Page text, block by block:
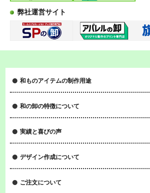
弊社運営サイト
和ものアイテムの制作用途
和の卸の特徴について
実績と喜びの声
デザイン作成について
ご注文について